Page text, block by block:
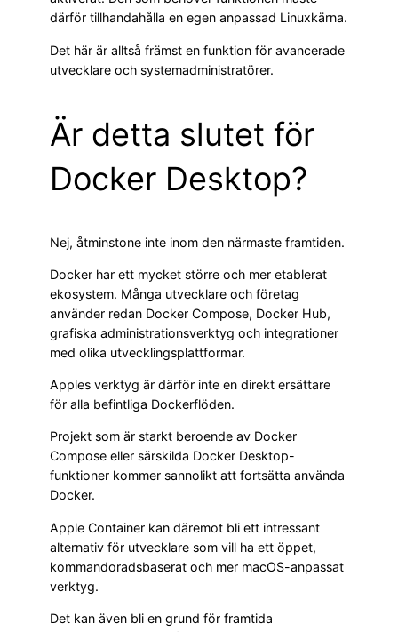
därför tillhandahålla en egen anpassad Linuxkärna.
Det här är alltså främst en funktion för avancerade
utvecklare och systemadministratörer.
Är detta slutet för
Docker Desktop?
Nej, åtminstone inte inom den närmaste framtiden.
Docker har ett mycket större och mer etablerat
ekosystem. Många utvecklare och företag
använder redan Docker Compose, Docker Hub,
grafiska administrationsverktyg och integrationer
med olika utvecklingsplattformar.
Apples verktyg är därför inte en direkt ersättare
för alla befintliga Dockerflöden.
Projekt som är starkt beroende av Docker
Compose eller särskilda Docker Desktop-
funktioner kommer sannolikt att fortsätta använda
Docker.
Apple Container kan däremot bli ett intressant
alternativ för utvecklare som vill ha ett öppet,
kommandoradsbaserat och mer macOS-anpassat
verktyg.
Det kan även bli en grund för framtida